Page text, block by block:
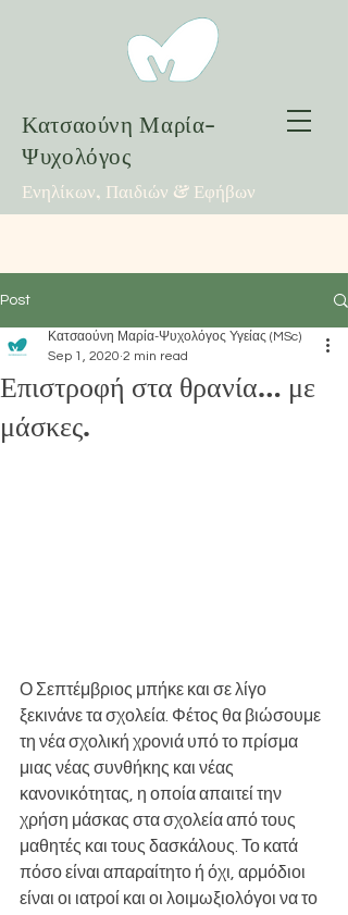
Κατσαούνη Μαρία-
Ψυχολόγος
Ενηλίκων, Παιδιών & Εφήβων
Post
Επιστροφή στα θρανία… με
μάσκες.
Κατσαούνη Μαρία-Ψυχολόγος Υγείας (MSc)
Sep 1, 2020 2 min read
Ο Σεπτέμβριος μπήκε και σε λίγο
ξεκινάνε τα σχολεία. Φέτος θα βιώσουμε
τη νέα σχολική χρονιά υπό το πρίσμα
μιας νέας συνθήκης και νέας
κανονικότητας, η οποία απαιτεί την
χρήση μάσκας στα σχολεία από τους
μαθητές και τους δασκάλους. Το κατά
πόσο είναι απαραίτητο ή όχι, αρμόδιοι
είναι οι ιατροί και οι λοιμωξιολόγοι να το